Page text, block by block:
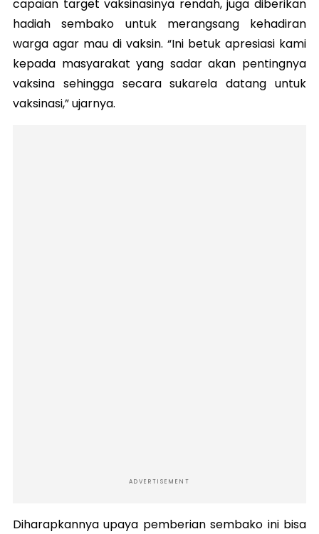
capaian target vaksinasinya rendah, juga diberikan
hadiah sembako untuk merangsang kehadiran
warga agar mau di vaksin. “Ini betuk apresiasi kami
kepada masyarakat yang sadar akan pentingnya
vaksina sehingga secara sukarela datang untuk
vaksinasi,” ujarnya.
ADVERTISEMENT
Diharapkannya upaya pemberian sembako ini bisa